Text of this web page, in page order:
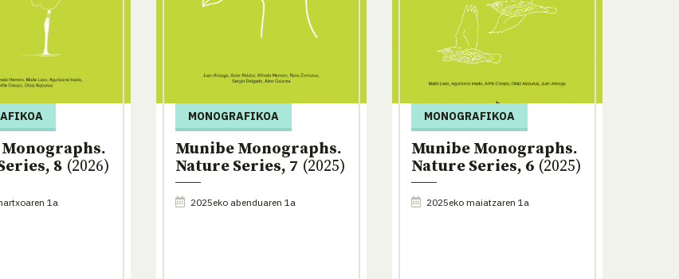
8 (2026)
1a
MONOGRAFIKOA
Munibe Monographs.
Nature Series, 7 (2025)
2025eko abenduaren 1a
MONOGRAFIKOA
Munibe Monographs.
Nature Series, 6 (2025)
2025eko maiatzaren 1a